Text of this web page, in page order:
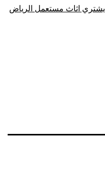
يشتري اثاث مستعمل الرياض